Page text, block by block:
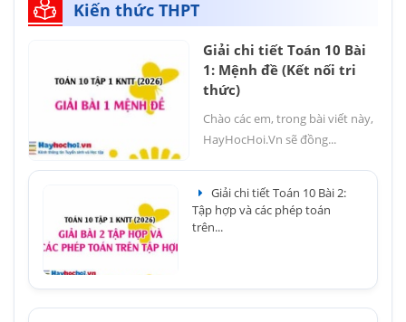
Kiến thức THPT
Giải chi tiết Toán 10 Bài
1: Mệnh đề (Kết nối tri
thức)
Chào các em, trong bài viết này,
HayHocHoi.Vn sẽ đồng...
Giải chi tiết Toán 10 Bài 2:
Tập hợp và các phép toán
trên...